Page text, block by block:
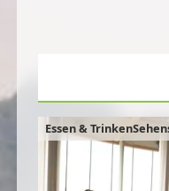
Essen &